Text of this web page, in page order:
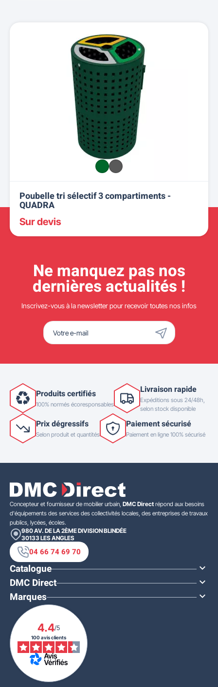
Poubelle tri sélectif 3 compartiments -
QUADRA
Sur devis
Ne manquez pas nos
dernières actualités !
Inscrivez-vous à la newsletter pour recevoir toutes nos infos
Produits certifiés
100% normés écoresponsables
Livraison rapide
Expéditions sous 24/48h,
selon stock disponible
Prix dégressifs
Selon produit et quantités
Paiement sécurisé
Paiement en ligne 100% sécurisé
Concepteur et fournisseur de mobilier urbain, DMC Direct répond aux besoins
d'équipements des services des collectivités locales, des entreprises de travaux
publics, lycées, écoles.
980 AV. DE LA 2ÈME DIVISION BLINDÉE
30133 LES ANGLES
04 66 74 69 70
Catalogue 
DMC Direct 
Marques 
4.4/5
100 avis clients